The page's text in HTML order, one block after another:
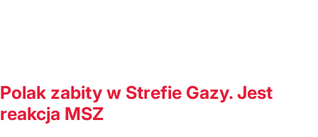
Polak zabity w Strefie Gazy. Jest
reakcja MSZ